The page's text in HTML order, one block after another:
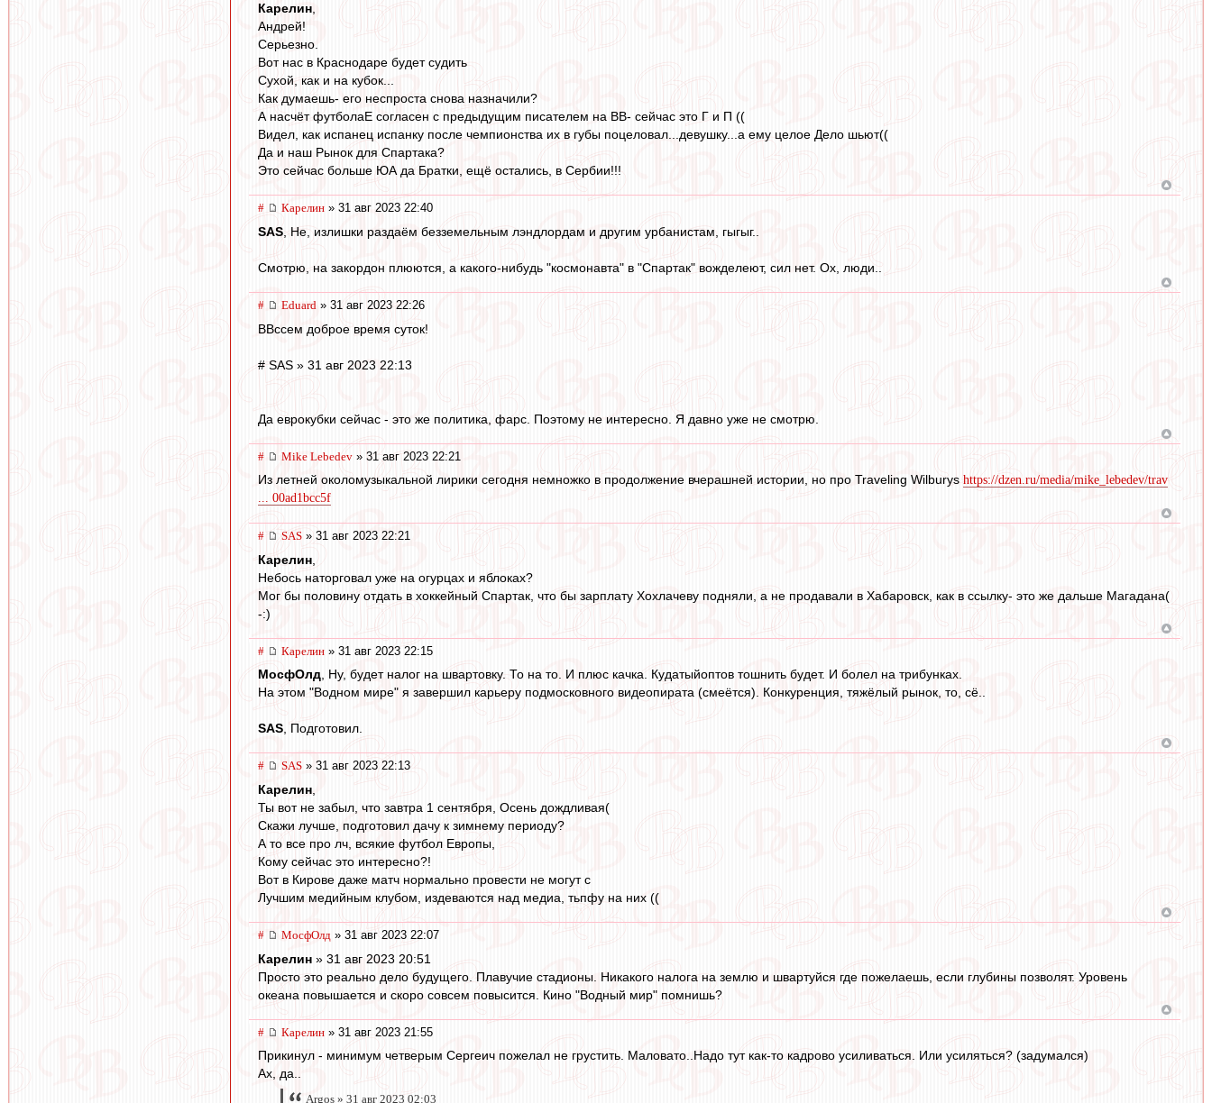
Карелин,
Андрей!
Серьезно.
Вот нас в Краснодаре будет судить
Сухой, как и на кубок...
Как думаешь- его неспроста снова назначили?
А насчёт футболаЕ согласен с предыдущим писателем на ВВ- сейчас это Г и П ((
Видел, как испанец испанку после чемпионства их в губы поцеловал...девушку...а ему целое Дело шьют((
Да и наш Рынок для Спартака?
Это сейчас больше ЮА да Братки, ещё остались, в Сербии!!!
# Карелин » 31 авг 2023 22:40
SAS , Не, излишки раздаём безземельным лэндлордам и другим урбанистам, гыгыг..
Смотрю, на закордон плюются, а какого-нибудь "космонавта" в "Спартак" вожделеют, сил нет. Ох, люди..
# Eduard » 31 авг 2023 22:26
ВВссем доброе время суток!
# SAS » 31 авг 2023 22:13
Да еврокубки сейчас - это же политика, фарс. Поэтому не интересно. Я давно уже не смотрю.
# Mike Lebedev » 31 авг 2023 22:21
Из летней околомузыкальной лирики сегодня немножко в продолжение вчерашней истории, но про Traveling Wilburys https://dzen.ru/media/mike_lebedev/trav
... 00ad1bcc5f
# SAS » 31 авг 2023 22:21
Карелин
Небось наторговал уже на огурцах и яблоках?
Мог бы половину отдать в хоккейный Спартак, что бы зарплату Хохлачеву подняли, а не продавали в Хабаровск, как в ссылку- это же дальше Магадана(
-:)
# Карелин » 31 авг 2023 22:15
МосфОлд, Ну, будет налог на швартовку. То на то. И плюс качка. Кудатыйоптов тошнить будет. И болел на трибунках.
На этом "Водном мире" я завершил карьеру подмосковного видеопирата (смеётся). Конкуренция, тяжёлый рынок, то, сё..
SAS, Подготовил.
# SAS » 31 авг 2023 22:13
Карелин
Ты вот не забыл, что завтра 1 сентября, Осень дождливая(
Скажи лучше, подготовил дачу к зимнему периоду?
А то все про лч, всякие футбол Европы,
Кому сейчас это интересно?!
Вот в Кирове даже матч нормально провести не могут с
Лучшим медийным клубом, издеваются над медиа, тьпфу на них ((
# МосфОлд » 31 авг 2023 22:07
Карелин » 31 авг 2023 20:51
Просто это реально дело будущего. Плавучие стадионы. Никакого налога на землю и швартуйся где пожелаешь, если глубины позволят. Уровень
океана повышается и скоро совсем повысится. Кино "Водный мир" помнишь?
# Карелин » 31 авг 2023 21:55
Прикинул - минимум четверым Сергеич пожелал не грустить. Маловато..Надо тут как-то кадрово усиливаться. Или усиляться? (задумался)
Ах, да..
Argos » 31 авг 2023 02:03